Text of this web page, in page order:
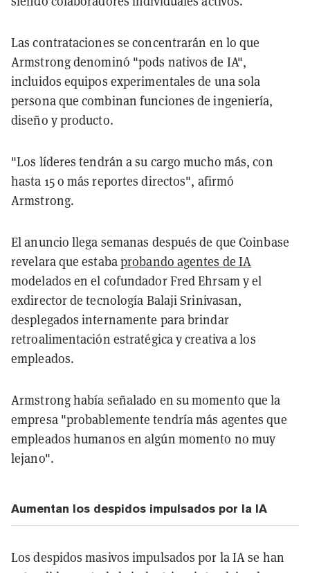
Las contrataciones se concentrarán en lo que
Armstrong denominó "pods nativos de IA",
incluidos equipos experimentales de una sola
persona que combinan funciones de ingeniería,
diseño y producto.
"Los líderes tendrán a su cargo mucho más, con
hasta 15 o más reportes directos", afirmó
Armstrong.
El anuncio llega semanas después de que Coinbase
revelara que estabaprobando agentes de IA
modelados en el cofundador Fred Ehrsam y el
exdirector de tecnología Balaji Srinivasan,
desplegados internamente para brindar
retroalimentación estratégica y creativa a los
empleados.
Armstrong había señalado en su momento que la
empresa "probablemente tendría más agentes que
empleados humanos en algún momento no muy
lejano".
Aumentan los despidos impulsados por la IA
Los despidos masivos impulsados por la IA se han